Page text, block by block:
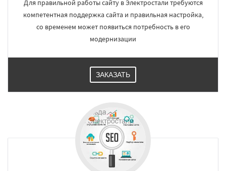
Для правильной работы сайту в Электростали требуются
компетентная поддержка сайта и правильная настройка,
со временем может появиться потребность в его
модернизации
ЗАКАЗАТЬ